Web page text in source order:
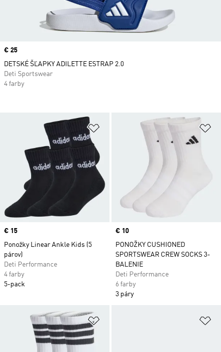
Pridať do zoznamu želaných
Price
€ 15
Ponožky Linear Ankle Kids (5
párov)
Deti Performance
4 farby
5-pack
Price
€ 10
PONOŽKY CUSHIONED
SPORTSWEAR CREW SOCKS 3-
BALENIE
Deti Performance
6 farby
3 páry
Pridať do zoznamu želaných
Price
€ 25
DETSKÉ ŠĽAPKY ADILETTE ESTRAP 2.0
Deti Sportswear
4 farby